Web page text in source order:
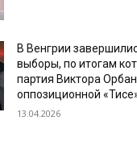
В Венгрии
выборы, по итогам
партия Виктора
оппозиционной
13.04.2026